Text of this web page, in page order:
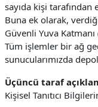
sayıda kişi
Buna ek olarak,
Güvenli Yuva
Tüm işlemler bir ağ
sunucularımızda
Üçüncü taraf
Kişisel Tanıtıcı